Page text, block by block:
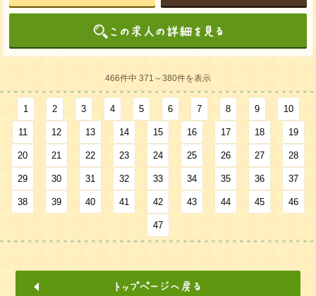
466件中 371～380件を表示
1 2 3 4 5 6 7 8 9 10
11 12 13 14 15 16 17 18 19
20 21 22 23 24 25 26 27 28
29 30 31 32 33 34 35 36 37
38 39 40 41 42 43 44 45 46
47